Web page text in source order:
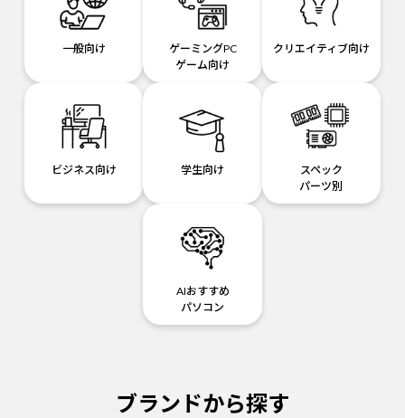
一般向け
ゲーミングPC
ゲーム向け
クリエイティブ向け
ビジネス向け 学生向け
スペック
パーツ別
AIおすすめ
パソコン
ブランドから探す